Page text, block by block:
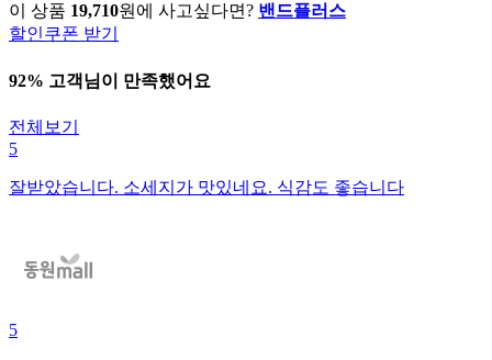
이 상품 19,710원에 사고싶다면? 밴드플러스
할인쿠폰 받기
92% 고객님이 만족했어요
전체보기
5
잘받았습니다. 소세지가 맛있네요. 식감도 좋습니다
5